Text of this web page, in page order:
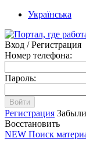
Українська
Вход / Регистрация
Номер телефона:
Пароль:
Войти
Регистрация
Восстановить
NEW Поиск